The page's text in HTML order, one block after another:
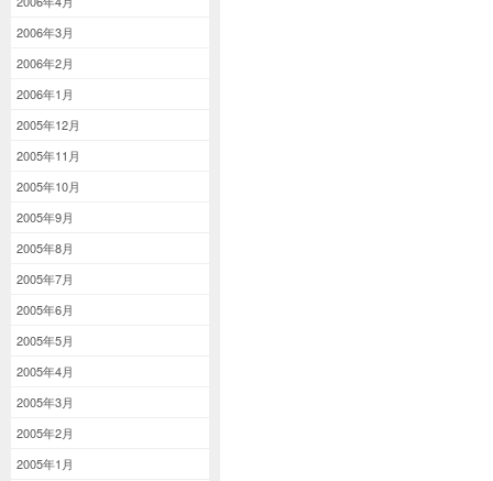
2006年3月
2006年2月
2006年1月
2005年12月
2005年11月
2005年10月
2005年9月
2005年8月
2005年7月
2005年6月
2005年5月
2005年4月
2005年3月
2005年2月
2005年1月